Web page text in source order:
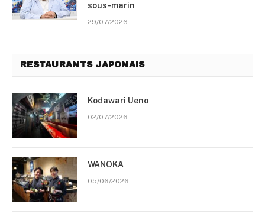
sous-marin
29/07/2026
RESTAURANTS JAPONAIS
Kodawari Ueno
02/07/2026
WANOKA
05/06/2026